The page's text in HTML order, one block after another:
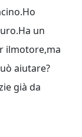
un
ilmotore,ma
aiutare?
già da